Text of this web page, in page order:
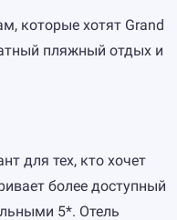
которые хотят Grand
пляжный отдых и
для тех, кто хочет
более доступный
5*. Отель